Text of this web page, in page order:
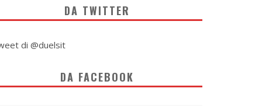
DA TWITTER
di @duelsit
DA FACEBOOK